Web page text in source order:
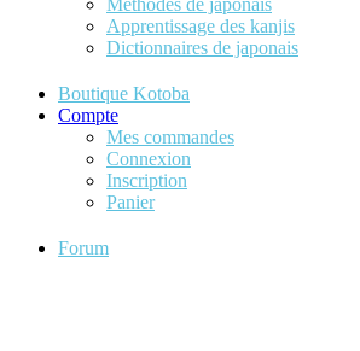
Méthodes de japonais
Apprentissage des kanjis
Dictionnaires de japonais
Boutique Kotoba
Compte
Mes commandes
Connexion
Inscription
Panier
Forum